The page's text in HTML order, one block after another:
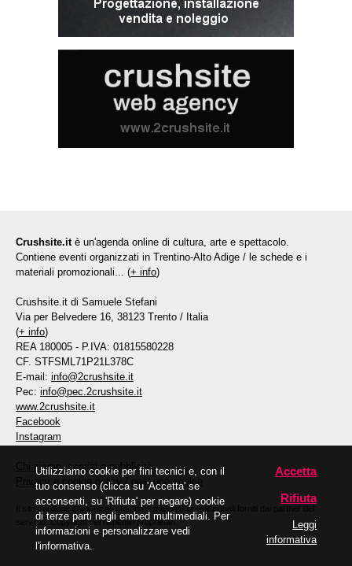
Crushsite.it è un'agenda online di cultura, arte e spettacolo.
Contiene eventi organizzati in Trentino-Alto Adige / le schede e i
materiali promozionali... (+ info)
Crushsite.it di Samuele Stefani
Via per Belvedere 16, 38123 Trento / Italia
(+ info)
REA 180005 - P.IVA: 01815580228
CF. STFSML71P21L378C
E-mail: info@2crushsite.it
Pec: info@pec.2crushsite.it
www.2crushsite.it
Facebook
Instagram
Chi siamo, servizi e pubblicità
Privacy e cookie policy/ gestione cookie
Il sito contiene comunicati stampa e materiali promozionali forniti dai partner del
servizio. Copyright dei rispettivi proprietari.
Utilizziamo cookie per fini tecnici e, con il
tuo consenso (clicca su 'Accetta' se
acconsenti, su 'Rifiuta' per negare) cookie
di terze parti negli embed multimediali. Per
informazioni e personalizzare vedi
l'informativa.
Accetta
Rifiuta
Leggi
informativa